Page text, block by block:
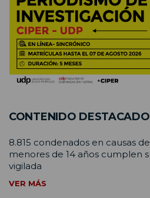
CONTENIDO DESTACADO
8.815 condenados en causas
menores de 14 años cumplen
vigilada
VER MÁS